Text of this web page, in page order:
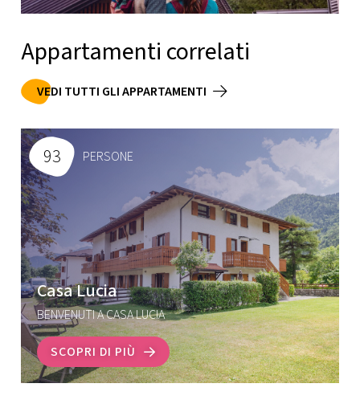
93 PERSONE
Casa Lucia
BENVENUTI A CASA LUCIA
SCOPRI DI PIÙ
Appartamenti correlati
VEDI TUTTI GLI APPARTAMENTI